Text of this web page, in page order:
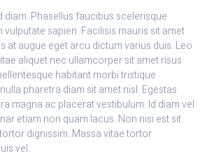
diam. Phasellus faucibus scelerisque
sapien. Facilisis mauris sit amet
at augue eget arcu dictum varius duis. Leo
aliquet nec ullamcorper sit amet risus
habitant morbi tristique
pharetra diam sit amet nisl. Egestas
magna ac placerat vestibulum. Id diam vel
etiam non quam lacus. Non nisi est sit
dignissim. Massa vitae tortor
vel.